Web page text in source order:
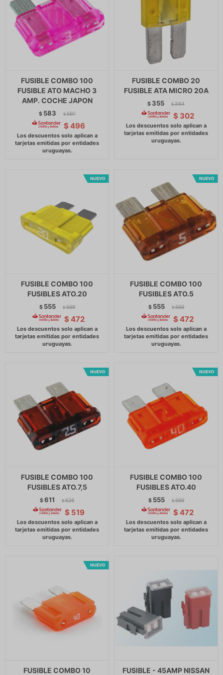
FUSIBLE COMBO 100
FUSIBLE ATO MACHO 3
AMP. COCHE JAPON
$ 583 $ 597
$ 496
FUSIBLE COMBO 20
FUSIBLE ATA MICRO 20A
$ 355 $ 364
$ 302
FUSIBLE COMBO 100
FUSIBLES ATO.20
$ 555 $ 569
$ 472
FUSIBLE COMBO 100
FUSIBLES ATO.5
$ 555 $ 569
$ 472
FUSIBLE COMBO 100
FUSIBLES ATO.7,5
$611 $ 626
$ 519
FUSIBLE COMBO 100
FUSIBLES ATO.40
$ 555 $ 569
$ 472
FUSIBLE COMBO 10
FUSIBLE - 45AMP NISSAN